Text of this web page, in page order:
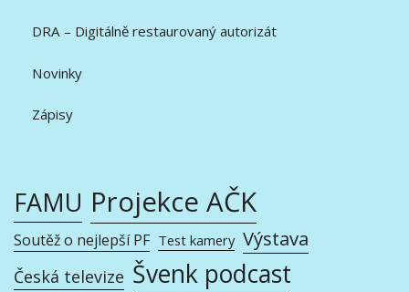
DRA – Digitálně restaurovaný autorizát
Novinky
Zápisy
FAMU Projekce AČK
Soutěž o nejlepší PF Test kamery Výstava
Česká televize Švenk podcast